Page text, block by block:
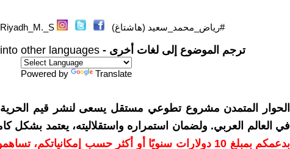
#رياض_محمد_سعيد (هاشتاغ) Riyadh_M._S.#
ترجم الموضوع إلى لغات أخرى - other languages
Powered by Translate
الحوار المتمدن مشروع تطوعي مستقل يسعى لنشر قيم الحرية،
في العالم العربي. ولضمان استمراره واستقلاليته، يعتمد بشكل
بدعمكم بمبلغ 10 دولارات سنويًا أو أكثر حسب